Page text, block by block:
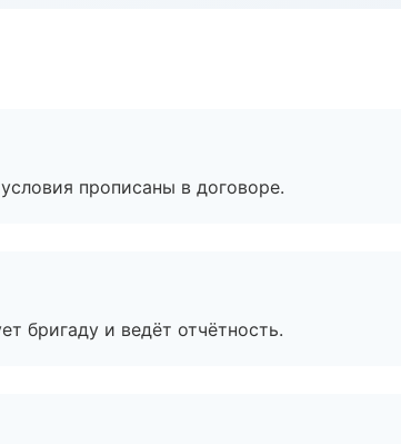
прописаны в договоре.
бригаду и ведёт отчётность.